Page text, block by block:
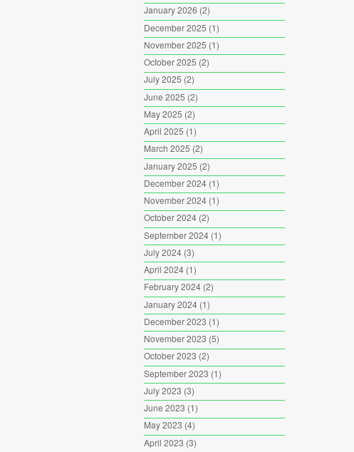
January 2026 (2)
December 2025 (1)
November 2025 (1)
October 2025 (2)
July 2025 (2)
June 2025 (2)
May 2025 (2)
April 2025 (1)
March 2025 (2)
January 2025 (2)
December 2024(1)
November 2024(1)
October 2024(2)
September 2024(1)
July 2024(3)
April 2024(1)
February 2024(2)
January 2024(1)
December 2023 (1)
November 2023 (5)
October 2023 (2)
September 2023 (1)
July 2023 (3)
June 2023 (1)
May 2023 (4)
April 2023 (3)